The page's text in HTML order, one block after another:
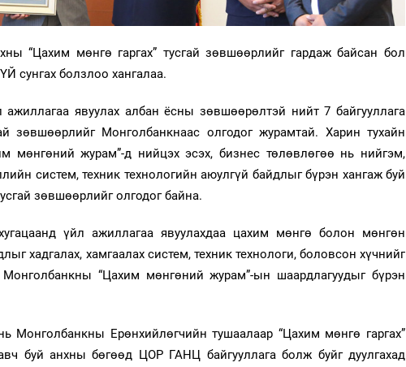
“Цахим мөнгө гаргах” тусгай зөвшөөрлийг гардаж байсан бол
сунгах болзлоо хангалаа.
явуулах албан ёсны зөвшөөрөлтэй нийт 7 байгууллага
зөвшөөрлийг Монголбанкнаас олгодог журамтай. Харин тухайн
мөнгөний журам”-д нийцэх эсэх, бизнес төлөвлөгөө нь нийгэм,
систем, техник технологийн аюулгүй байдлыг бүрэн хангаж буй
зөвшөөрлийг олгодог байна.
үйл ажиллагаа явуулахдаа цахим мөнгө болон мөнгөн
хадгалах, хамгаалах систем, техник технологи, боловсон хүчнийг
“Цахим мөнгөний журам”-ын шаардлагуудыг бүрэн
Ерөнхийлөгчийн тушаалаар “Цахим мөнгө гаргах”
буй анхны бөгөөд ЦОР ГАНЦ байгууллага болж буйг дуулгахад